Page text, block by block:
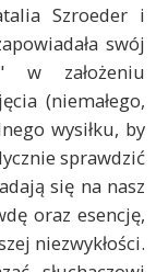
Szroeder i
swój
w założeniu
(niemałego,
wysiłku, by
sprawdzić
się na nasz
oraz esencję,
niezwykłości.